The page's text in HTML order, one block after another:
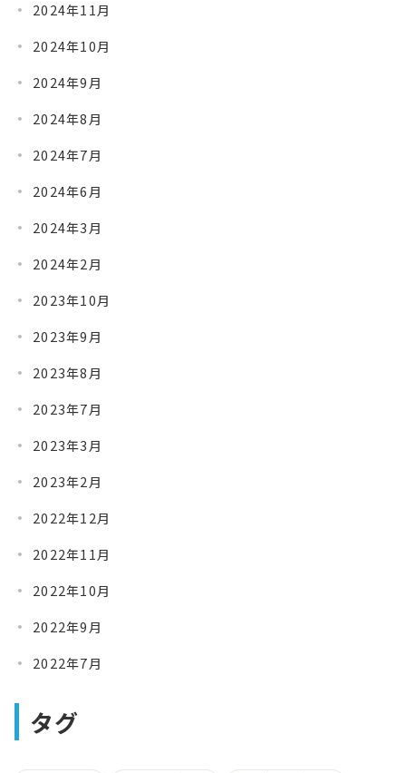
2024年11月
2024年10月
2024年9月
2024年8月
2024年7月
2024年6月
2024年3月
2024年2月
2023年10月
2023年9月
2023年8月
2023年7月
2023年3月
2023年2月
2022年12月
2022年11月
2022年10月
2022年9月
2022年7月
タグ